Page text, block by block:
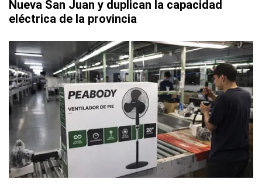
Nueva San Juan y duplican la capacidad
eléctrica de la provincia